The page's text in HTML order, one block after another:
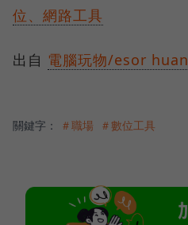
位、網路工具
出自 電腦玩物/esor
關鍵字： ＃職場 ＃數位工具